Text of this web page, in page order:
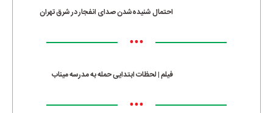
احتمال شنیده‌شدن صدای انفجار در شرق تهران
•••
فیلم | لحظات ابتدایی حمله به مدرسه میناب
•••